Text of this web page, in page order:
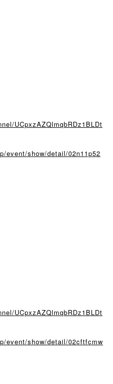
UCpxzAZQlmqbRDz1BLDt
event/show/detail/02n11p52
UCpxzAZQlmqbRDz1BLDt
event/show/detail/02cftfcmw